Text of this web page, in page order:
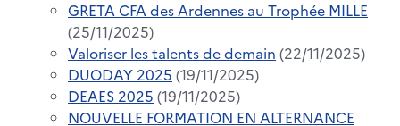
GRETA CFA des Ardennes au Trophée MILLE
(25/11/2025)
Valoriser les talents de demain (22/11/2025)
DUODAY 2025 (19/11/2025)
DEAES 2025 (19/11/2025)
NOUVELLE FORMATION EN ALTERNANCE